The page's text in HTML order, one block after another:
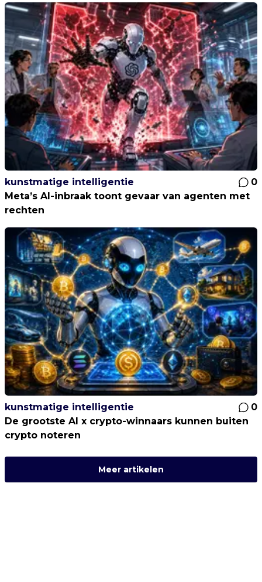
kunstmatige intelligentie
0
Meta’s AI-inbraak toont gevaar van agenten met
rechten
kunstmatige intelligentie
0
De grootste AI x crypto-winnaars kunnen buiten
crypto noteren
Meer artikelen